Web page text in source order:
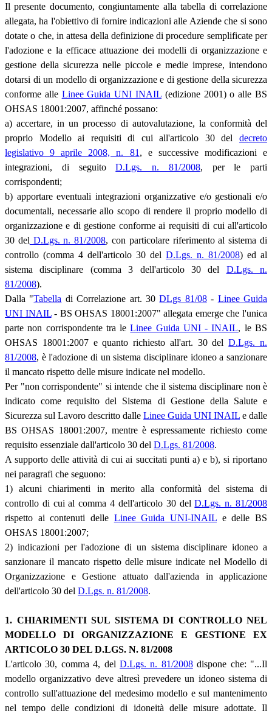
Il presente documento, congiuntamente alla tabella di correlazione
allegata, ha l'obiettivo di fornire indicazioni alle Aziende che si sono
dotate o che, in attesa della definizione di procedure semplificate per
l'adozione e la efficace attuazione dei modelli di organizzazione e
gestione della sicurezza nelle piccole e medie imprese, intendono
dotarsi di un modello di organizzazione e di gestione della sicurezza
conforme alle Linee Guida UNI INAIL (edizione 2001) o alle BS
OHSAS 18001:2007, affinché possano:
a) accertare, in un processo di autovalutazione, la conformità del
proprio Modello ai requisiti di cui all'articolo 30 del decreto
legislativo 9 aprile 2008, n. 81 , e successive modificazioni e
integrazioni, di seguitoD.Lgs. n. 81/2008, per le parti
corrispondenti;
b) apportare eventuali integrazioni organizzative e/o gestionali e/o
documentali, necessarie allo scopo di rendere il proprio modello di
organizzazione e di gestione conforme ai requisiti di cui all'articolo
30 del D.Lgs. n. 81/2008, con particolare riferimento al sistema di
controllo (comma 4 dell'articolo 30 del D.Lgs. n. 81/2008) ed al
sistema disciplinare (comma 3 dell'articolo 30 del D.Lgs. n.
81/2008).
Dalla "Tabella di Correlazione art. 30DLgs 81/08- Linee Guida
UNI INAIL- BS OHSAS 18001:2007" allegata emerge che l'unica
parte non corrispondente tra leLinee Guida UNI - INAIL, le BS
OHSAS 18001:2007 e quanto richiesto all'art. 30 delD.Lgs. n.
81/2008, è l'adozione di un sistema disciplinare idoneo a sanzionare
il mancato rispetto delle misure indicate nel modello.
Per "non corrispondente" si intende che il sistema disciplinare non è
indicato come requisito del Sistema di Gestione della Salute e
Sicurezza sul Lavoro descritto dalle Linee Guida UNI INAIL e dalle
BS OHSAS 18001:2007, mentre è espressamente richiesto come
requisito essenziale dall'articolo 30 del D.Lgs. 81/2008.
A supporto delle attività di cui ai succitati punti a) e b), si riportano
nei paragrafi che seguono:
1) alcuni chiarimenti in merito alla conformità del sistema di
controllo di cui al comma 4 dell'articolo 30 delD.Lgs. n. 81/2008
rispetto ai contenuti delle Linee Guida UNI-INAIL e delle BS
OHSAS 18001:2007;
2) indicazioni per l'adozione di un sistema disciplinare idoneo a
sanzionare il mancato rispetto delle misure indicate nel Modello di
Organizzazione e Gestione attuato dall'azienda in applicazione
dell'articolo 30 del D.Lgs. n. 81/2008.
1. CHIARIMENTI SUL SISTEMA DI CONTROLLO NEL
MODELLO DI ORGANIZZAZIONE E GESTIONE EX
ARTICOLO 30 DEL D.LGS. N. 81/2008
L'articolo 30, comma 4, del D.Lgs. n. 81/2008dispone che: "...Il
modello organizzativo deve altresì prevedere un idoneo sistema di
controllo sull'attuazione del medesimo modello e sul mantenimento
nel tempo delle condizioni di idoneità delle misure adottate. Il